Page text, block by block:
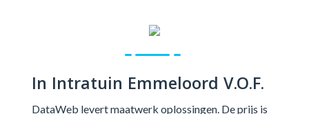
In Intratuin Emmeloord V.O.F.
DataWeb levert maatwerk oplossingen. De prijs is